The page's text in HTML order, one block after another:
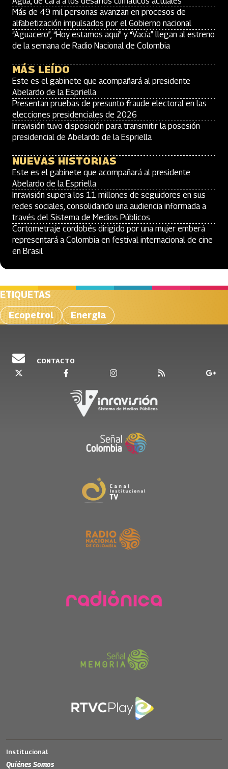
Más de 49 mil personas avanzan en procesos de
alfabetización impulsados por el Gobierno nacional
“Aguacero”, “Hoy estamos aquí” y “Vacía” llegan al estreno
de la semana de Radio Nacional de Colombia
MÁS LEÍDO
Este es el gabinete que acompañará al presidente
Abelardo de la Espriella
Presentan pruebas de presunto fraude electoral en las
elecciones presidenciales de 2026
Inravisión tuvo disposición para transmitir la posesión
presidencial de Abelardo de la Espriella
NUEVAS HISTORIAS
Este es el gabinete que acompañará al presidente
Abelardo de la Espriella
Inravisión supera los 11 millones de seguidores en sus
redes sociales, consolidando una audiencia informada a
través del Sistema de Medios Públicos
Cortometraje cordobés dirigido por una mujer emberá
representará a Colombia en festival internacional de cine
en Brasil
ETIQUETAS
Ecopetrol
Energia
CONTACTO
Institucional
Quiénes Somos